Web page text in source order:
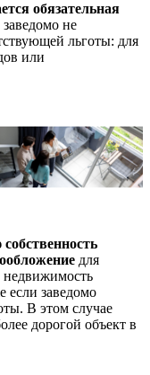
обязательная
заведомо не
льготы: для
или
для
недвижимость
если заведомо
В этом случае
дорогой объект в